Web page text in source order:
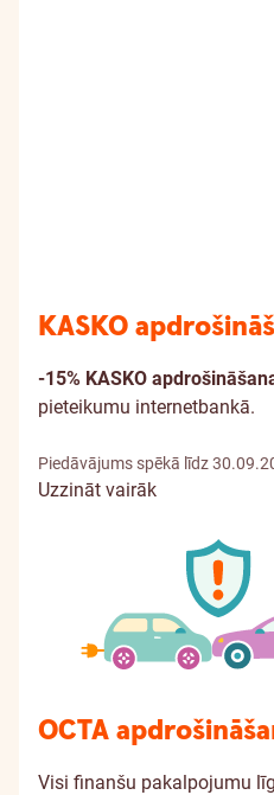
KASKO
-15% KASKO
pieteikumu internetbankā.
Piedāvājums spēkā līdz
Uzzināt vairāk
OCTA
Visi finanšu pakalpojumu